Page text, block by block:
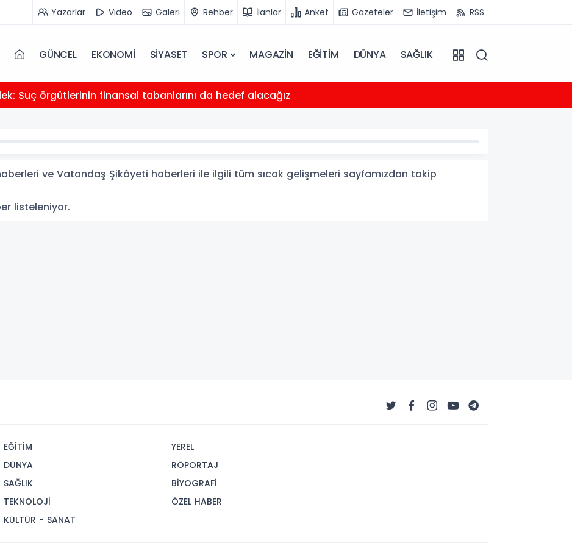
Yazarlar Video Galeri Rehber İlanlar Anket Gazeteler İletişim RSS
GÜNCEL EKONOMİ SİYASET SPOR MAGAZİN EĞİTİM DÜNYA SAĞLIK
Suç örgütlerinin finansal tabanlarını da hedef alacağız
ve Vatandaş Şikâyeti haberleri ile ilgili tüm sıcak gelişmeleri sayfamızdan takip
listeleniyor.
EĞİTİM
DÜNYA
SAĞLIK
TEKNOLOJİ
KÜLTÜR - SANAT
YEREL
RÖPORTAJ
BİYOGRAFİ
ÖZEL HABER